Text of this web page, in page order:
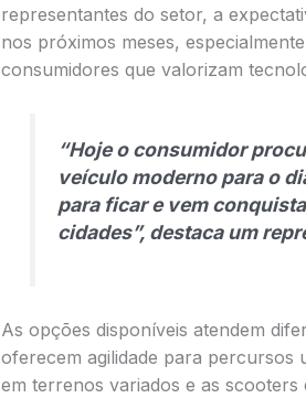
representantes do setor, a
nos próximos meses,
consumidores que valorizam
“Hoje o consumidor
veículo moderno para o
para ficar e vem
cidades”, destaca um
As opções disponíveis atendem
oferecem agilidade para percursos
em terrenos variados e as scooters